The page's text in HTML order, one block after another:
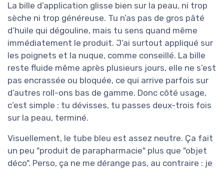
La bille d’application glisse bien sur la peau, ni trop
sèche ni trop généreuse. Tu n’as pas de gros pâté
d’huile qui dégouline, mais tu sens quand même
immédiatement le produit. J’ai surtout appliqué sur
les poignets et la nuque, comme conseillé. La bille
reste fluide même après plusieurs jours, elle ne s’est
pas encrassée ou bloquée, ce qui arrive parfois sur
d’autres roll-ons bas de gamme. Donc côté usage,
c’est simple : tu dévisses, tu passes deux-trois fois
sur la peau, terminé.
Visuellement, le tube bleu est assez neutre. Ça fait
un peu "produit de parapharmacie" plus que "objet
déco". Perso, ça ne me dérange pas, au contraire : je